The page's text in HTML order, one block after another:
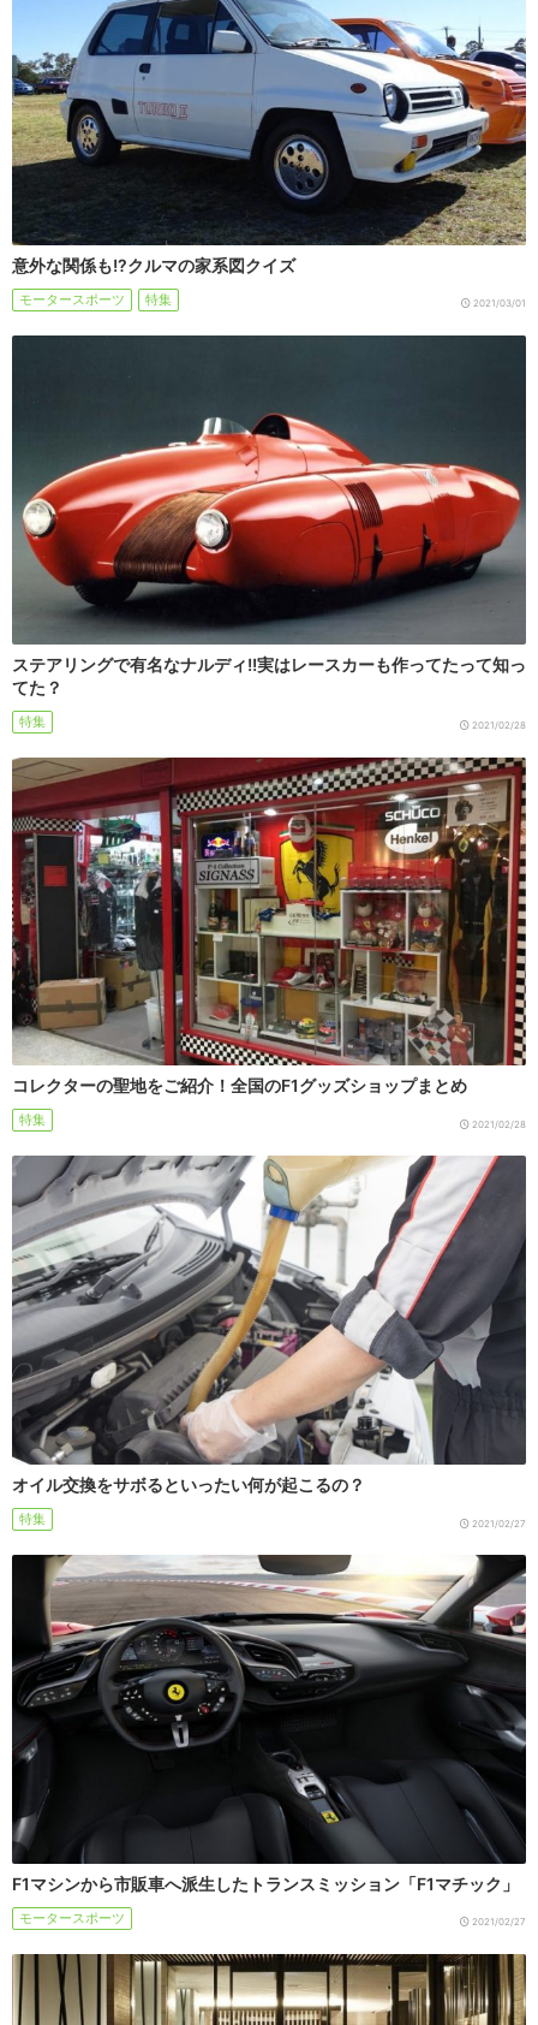
意外な関係も!?クルマの家系図クイズ
モータースポーツ 特集 2021/03/01
ステアリングで有名なナルディ!!実はレースカーも作ってたって知っ
てた？
特集 2021/02/28
コレクターの聖地をご紹介！全国のF1グッズショップまとめ
特集 2021/02/28
オイル交換をサボるといったい何が起こるの？
特集 2021/02/27
F1マシンから市販車へ派生したトランスミッション「F1マチック」
モータースポーツ 2021/02/27